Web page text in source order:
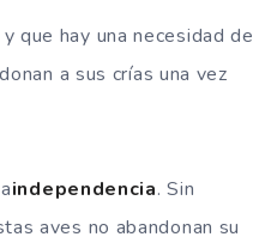
y que hay una necesidad de
a sus crías una vez
independencia. Sin
aves no abandonan su